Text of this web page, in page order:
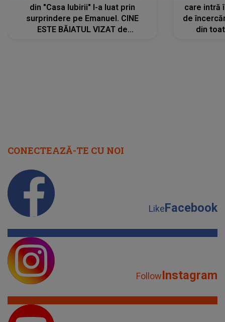
din "Casa Iubirii" l-a luat prin
surprindere pe Emanuel. CINE
ESTE BĂIATUL VIZAT de
care intră
de
din
CONECTEAZĂ-TE CU NOI
LikeFacebook
FollowInstagram